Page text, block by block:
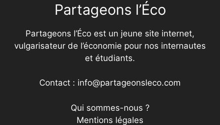
Partageons l’Éco
Partageons l’Éco est un jeune site internet,
vulgarisateur de l’économie pour nos internautes
et étudiants.
Contact : info@partageonsleco.com
Qui sommes-nous ?
Mentions légales